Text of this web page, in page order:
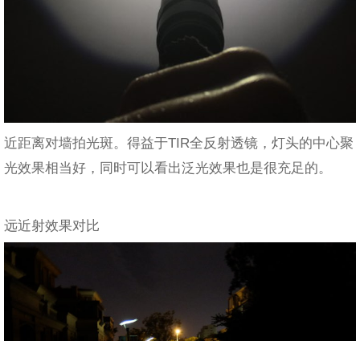
近距离对墙拍光斑。得益于TIR全反射透镜，灯头的中心聚
光效果相当好，同时可以看出泛光效果也是很充足的。
远近射效果对比